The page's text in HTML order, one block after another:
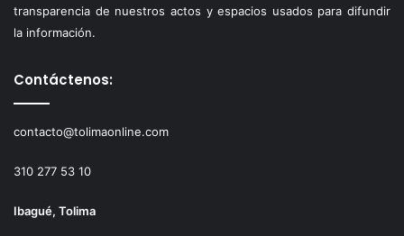
transparencia de nuestros actos y espacios usados para difundir
la información.
Contáctenos:
contacto@tolimaonline.com
310 277 53 10
Ibagué, Tolima